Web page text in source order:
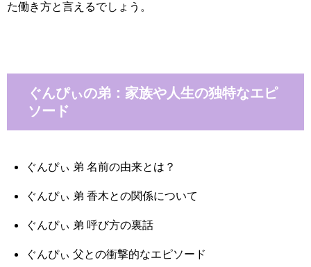
た働き方と言えるでしょう。
ぐんぴぃの弟：家族や人生の独特なエピ
ソード
ぐんぴぃ 弟 名前の由来とは？
ぐんぴぃ 弟 香木との関係について
ぐんぴぃ 弟 呼び方の裏話
ぐんぴぃ 父との衝撃的なエピソード